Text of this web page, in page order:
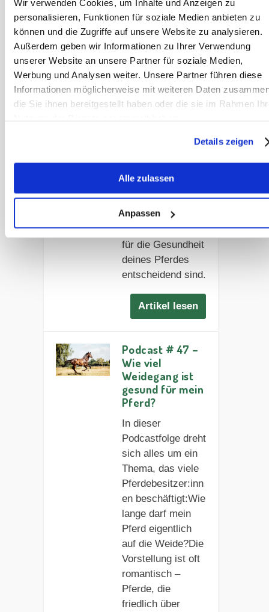
Wir verwenden Cookies, um Inhalte und Anzeigen zu
personalisieren, Funktionen für soziale Medien anbieten zu
können und die Zugriffe auf unsere Website zu analysieren.
Außerdem geben wir Informationen zu Ihrer Verwendung
unserer Website an unsere Partner für soziale Medien,
Werbung und Analysen weiter. Unsere Partner führen diese
Informationen möglicherweise mit weiteren Daten
die Sie ihnen bereitgestellt haben oder die sie im Rahmen
Details zeigen
Alle zulassen
Anpassen
Schnitt für gutes
Pferdeheu
entscheidend sind.
Artikel lesen
Nicht alles, was
gesund: Erfahre,
warum
Weidebewuchs
und Management
für die Gesundheit
deines Pferdes
entscheidend sind.
Artikel lesen
Podcast # 47 –
Wie viel
Weidegang ist
gesund für mein
Pferd?
In dieser
Podcastfolge dreht
sich alles um ein
Thema, das viele
Pferdebesitzer:inn
en beschäftigt:Wie
lange darf mein
Pferd eigentlich
auf die Weide?Die
Vorstellung ist oft
romantisch –
Pferde, die
friedlich über